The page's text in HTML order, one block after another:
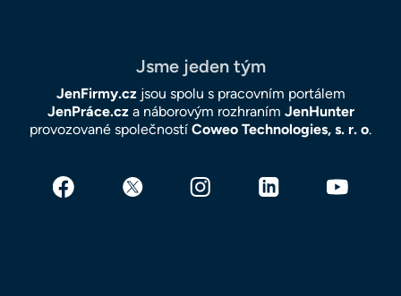
Jsme jeden tým
JenFirmy.czjsou spolu s pracovním portálem
JenPráce.cza náborovým rozhraním JenHunter
provozované společností Coweo Technologies, s. r. o.